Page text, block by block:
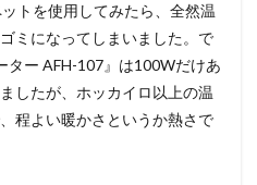
トを使用してみたら、全然温
ミになってしまいました。で
ター AFH-107』は100Wだけあ
したが、ホッカイロ以上の温
程よい暖かさというか熱さで